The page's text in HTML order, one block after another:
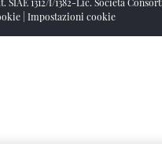
Impostazioni cookie